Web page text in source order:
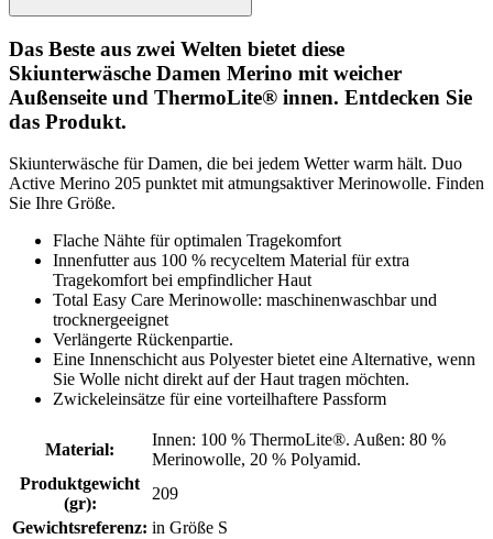
Das Beste aus zwei Welten bietet diese
Skiunterwäsche Damen Merino mit weicher
Außenseite und ThermoLite® innen. Entdecken Sie
das Produkt.
Skiunterwäsche für Damen, die bei jedem Wetter warm hält. Duo
Active Merino 205 punktet mit atmungsaktiver Merinowolle. Finden
Sie Ihre Größe.
Flache Nähte für optimalen Tragekomfort
Innenfutter aus 100 % recyceltem Material für extra
Tragekomfort bei empfindlicher Haut
Total Easy Care Merinowolle: maschinenwaschbar und
trocknergeeignet
Verlängerte Rückenpartie.
Eine Innenschicht aus Polyester bietet eine Alternative, wenn
Sie Wolle nicht direkt auf der Haut tragen möchten.
Zwickeleinsätze für eine vorteilhaftere Passform
Material:
Innen: 100 % ThermoLite®. Außen: 80 %
Merinowolle, 20 % Polyamid.
Produktgewicht
(gr):
209
Gewichtsreferenz: in Größe S